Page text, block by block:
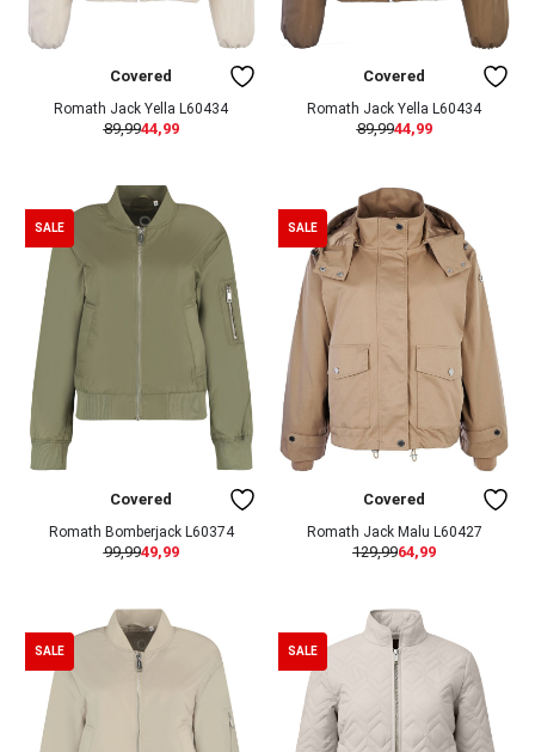
Covered
Romath Jack Yella L60434
89,9944,99
Covered
Romath Jack Yella L60434
89,9944,99
SALE
Covered
Romath Bomberjack L60374
99,9949,99
SALE
Covered
Romath Jack Malu L60427
129,9964,99
SALE SALE